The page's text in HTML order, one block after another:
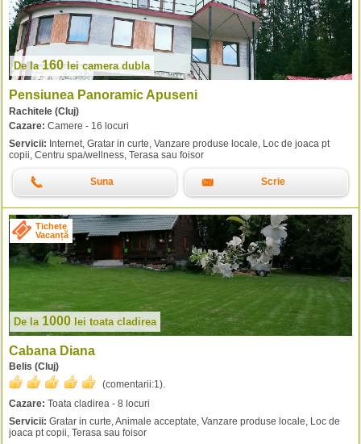
De la160leicamera dubla
Pensiunea Panoramic Apuseni
Rachitele (Cluj)
Cazare: Camere - 16 locuri
Servicii: Internet, Gratar in curte, Vanzare produse locale, Loc de joaca pt
copii, Centru spa/wellness, Terasa sau foisor
Suna Scrie
Tichete
Vacanță
De la 1000 lei toata cladirea
Cabana Diana
Belis (Cluj)
(comentarii:1).
Cazare: Toata cladirea - 8 locuri
Servicii: Gratar in curte, Animale acceptate, Vanzare produse locale, Loc de
joaca pt copii, Terasa sau foisor